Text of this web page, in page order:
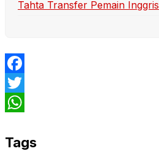
Tahta Transfer Pemain Inggris
Facebook
Twitter
Tags